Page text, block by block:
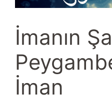
İmanın
İman